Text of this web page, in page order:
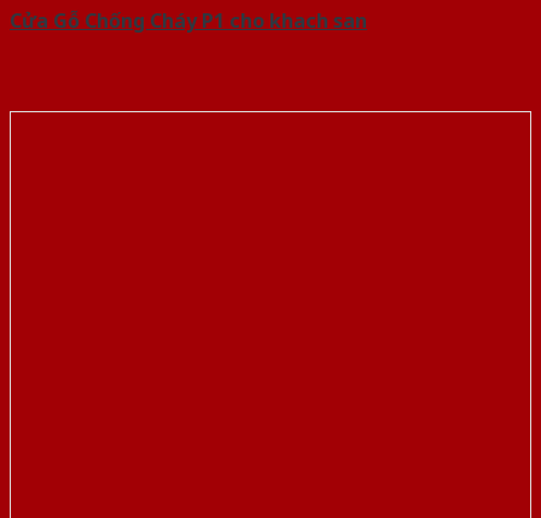
Cửa Gỗ Chống Cháy P1 cho khach san